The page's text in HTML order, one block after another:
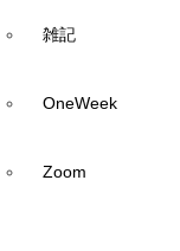
雑記
OneWeek
Zoom